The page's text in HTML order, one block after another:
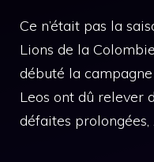
Ce n’était pas la
Lions de la
débuté la
Leos ont dû relever
défaites prolongées,